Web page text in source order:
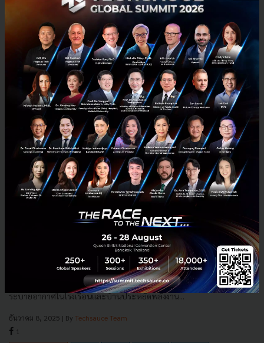
Sustainable Focus MIT SMR Hydrogen Clean Tech
Solar Cell ย้อนกลับ? นวัตกรรมจาก Stirling Engine ปั่นไฟ
จากความเย็นยามค่ำคืน ไม่ง้อแดดและแบตเตอรี่
นวัตกรรม Stirling Engine ผสาน Radiative Cooling ผลิตพลังงานกลจาก
ความเย็นยามค่ำคืน ไม่ง้อแสงอาทิตย์ ไม่ใช้แบตเตอรี่ ทางเลือกใหม่เพื่อการ
ระบายอากาศในโรงเรือนและบ้านประหยัดพลังงาน...
ธันวาคม 8, 2025 | By Techsauce Team
1